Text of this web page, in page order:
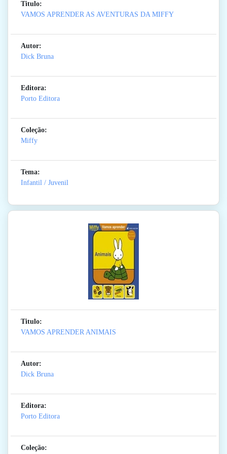
Titulo:
VAMOS APRENDER AS AVENTURAS DA MIFFY
Autor:
Dick Bruna
Editora:
Porto Editora
Coleção:
Miffy
Tema:
Infantil / Juvenil
Titulo:
VAMOS APRENDER ANIMAIS
Autor:
Dick Bruna
Editora:
Porto Editora
Coleção: